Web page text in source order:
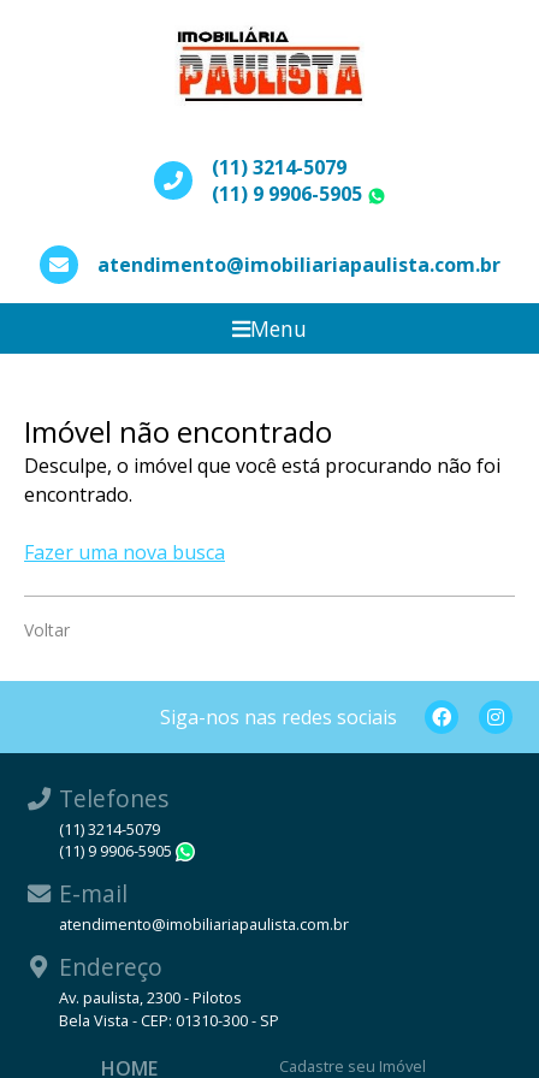
(11) 3214-5079
(11) 9 9906-5905
atendimento@imobiliariapaulista.com.br
Menu
Imóvel não encontrado
Desculpe, o imóvel que você está procurando não foi
encontrado.
Fazer uma nova busca
Voltar
Siga-nos nas redes sociais
Telefones
(11) 3214-5079
(11) 9 9906-5905
E-mail
atendimento@imobiliariapaulista.com.br
Endereço
Av. paulista, 2300 - Pilotos
Bela Vista - CEP: 01310-300 - SP
HOME Cadastre seu Imóvel